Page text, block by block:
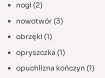
nogi (2)
nowotwór(3)
obrzęki (1)
opryszczka (1)
opuchlizna kończyn (1)